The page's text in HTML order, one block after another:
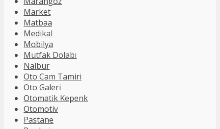
Market
Matbaa
Medikal
Mobilya
Mutfak Dolabı
Nalbur
Oto Cam Tamiri
Oto Galeri
Otomatik Kepenk
Otomotiv
Pastane